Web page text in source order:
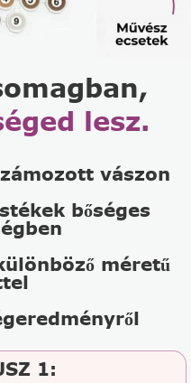
lesz.
vászon
bőséges
méretű
1: